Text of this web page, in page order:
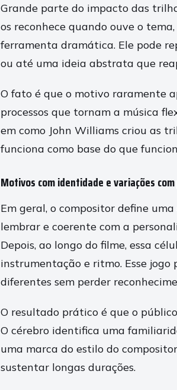
Grande parte do impacto das
os reconhece quando ouve o
ferramenta dramática. Ele pode
ou até uma ideia abstrata que
O fato é que o motivo raramente
processos que tornam a música
em como John Williams criou as
funciona como base do que
Motivos com identidade e variações
Em geral, o compositor define
lembrar e coerente com a
Depois, ao longo do filme, essa
instrumentação e ritmo. Esse
diferentes sem perder
O resultado prático é que o
O cérebro identifica uma
uma marca do estilo do
sustentar longas durações.